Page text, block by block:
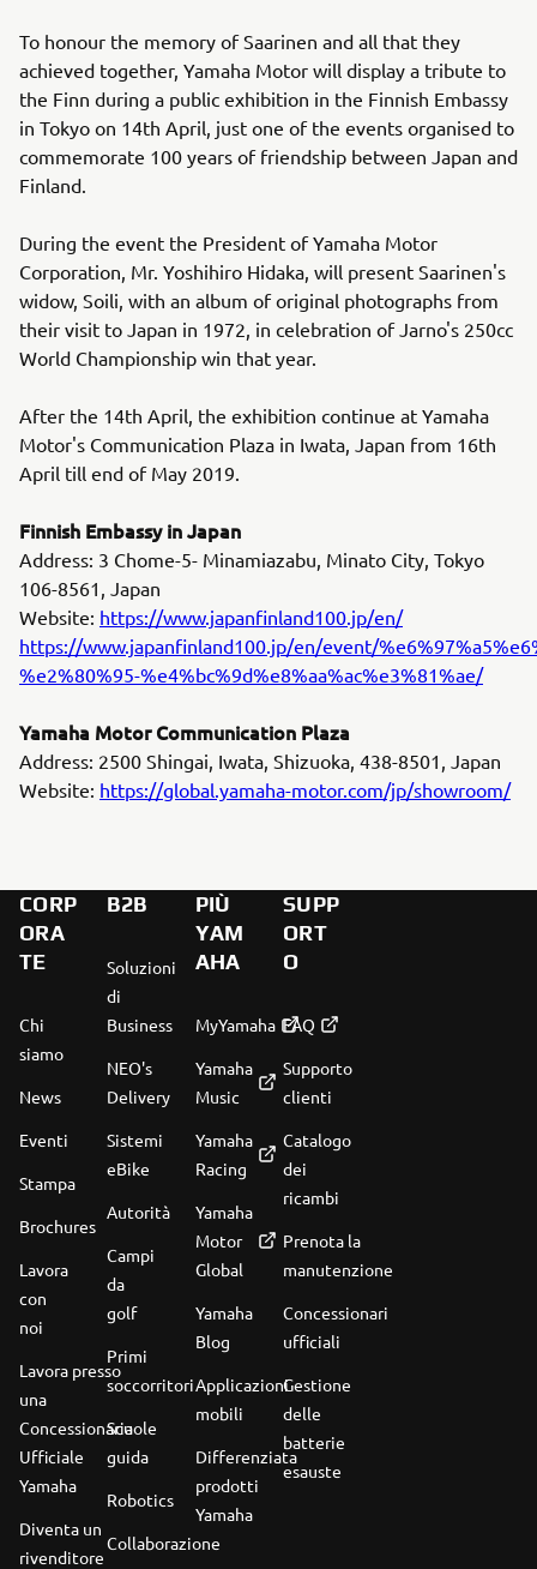
To honour the memory of Saarinen and all that they
achieved together, Yamaha Motor will display a tribute to
the Finn during a public exhibition in the Finnish Embassy
in Tokyo on 14th April, just one of the events organised to
commemorate 100 years of friendship between Japan and
Finland.
During the event the President of Yamaha Motor
Corporation, Mr. Yoshihiro Hidaka, will present Saarinen's
widow, Soili, with an album of original photographs from
their visit to Japan in 1972, in celebration of Jarno's 250cc
World Championship win that year.
After the 14th April, the exhibition continue at Yamaha
Motor's Communication Plaza in Iwata, Japan from 16th
April till end of May 2019.
Finnish Embassy in Japan
Address: 3 Chome-5- Minamiazabu, Minato City, Tokyo
106-8561, Japan
Website: https://www.japanfinland100.jp/en/
https://www.japanfinland100.jp/en/event/
%e2%80%95-%e4%bc%9d%e8%aa%ac%e3%81%ae/
Yamaha Motor Communication Plaza
Address: 2500 Shingai, Iwata, Shizuoka, 438-8501, Japan
Website: https://global.yamaha-motor.com/jp/showroom/
CORP
ORA
TE
Chi
siamo
News
Eventi
Stampa
Brochures
Lavora
con
noi
Lavora presso
una
Concessionaria
Ufficiale
Yamaha
Diventa un
rivenditore
B2B
Soluzioni
di
Business
NEO's
Delivery
Sistemi
eBike
Autorità
Campi
da
golf
Primi
soccorritori
Scuole
guida
Robotics
Collaborazione
PIÙ
YAM
AHA
MyYamaha
Yamaha
Music
Yamaha
Racing
Yamaha
Motor
Global
Yamaha
Blog
Applicazioni
mobili
Differenziata
prodotti
Yamaha
SUPP
ORT
O
FAQ
Supporto
clienti
Catalogo
dei
ricambi
Prenota la
manutenzione
Concessionari
ufficiali
Gestione
delle
batterie
esauste